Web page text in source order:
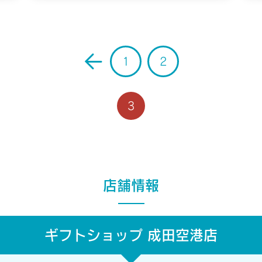
1 2
3
店舗情報
ギフトショップ 成田空港店